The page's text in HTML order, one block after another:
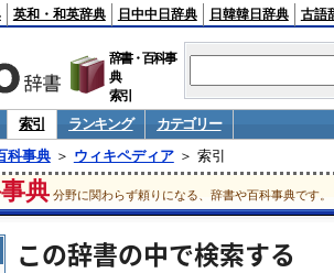
英和・和英辞典 日中中日辞典 日韓韓日辞典 古語
辞書・百科事
典
索引
索引 ランキング
カテゴリー
科事典＞ ウィキペディア＞ 索引
典 分野に関わらず頼りになる、辞書や百科事典です。
この辞書の中で検索する